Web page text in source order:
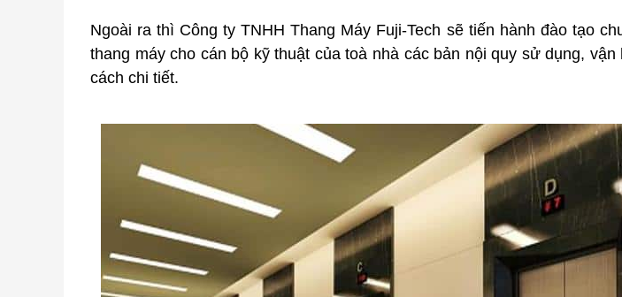
Ngoài ra thì Công ty TNHH Thang Máy Fuji-Tech sẽ tiến hành đào tạo
thang máy cho cán bộ kỹ thuật của toà nhà các bản nội quy sử dụng, vận
cách chi tiết.